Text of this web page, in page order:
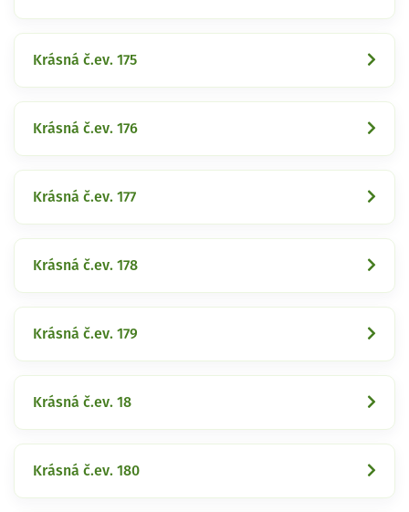
Krásná č.ev. 175
Krásná č.ev. 176
Krásná č.ev. 177
Krásná č.ev. 178
Krásná č.ev. 179
Krásná č.ev. 18
Krásná č.ev. 180